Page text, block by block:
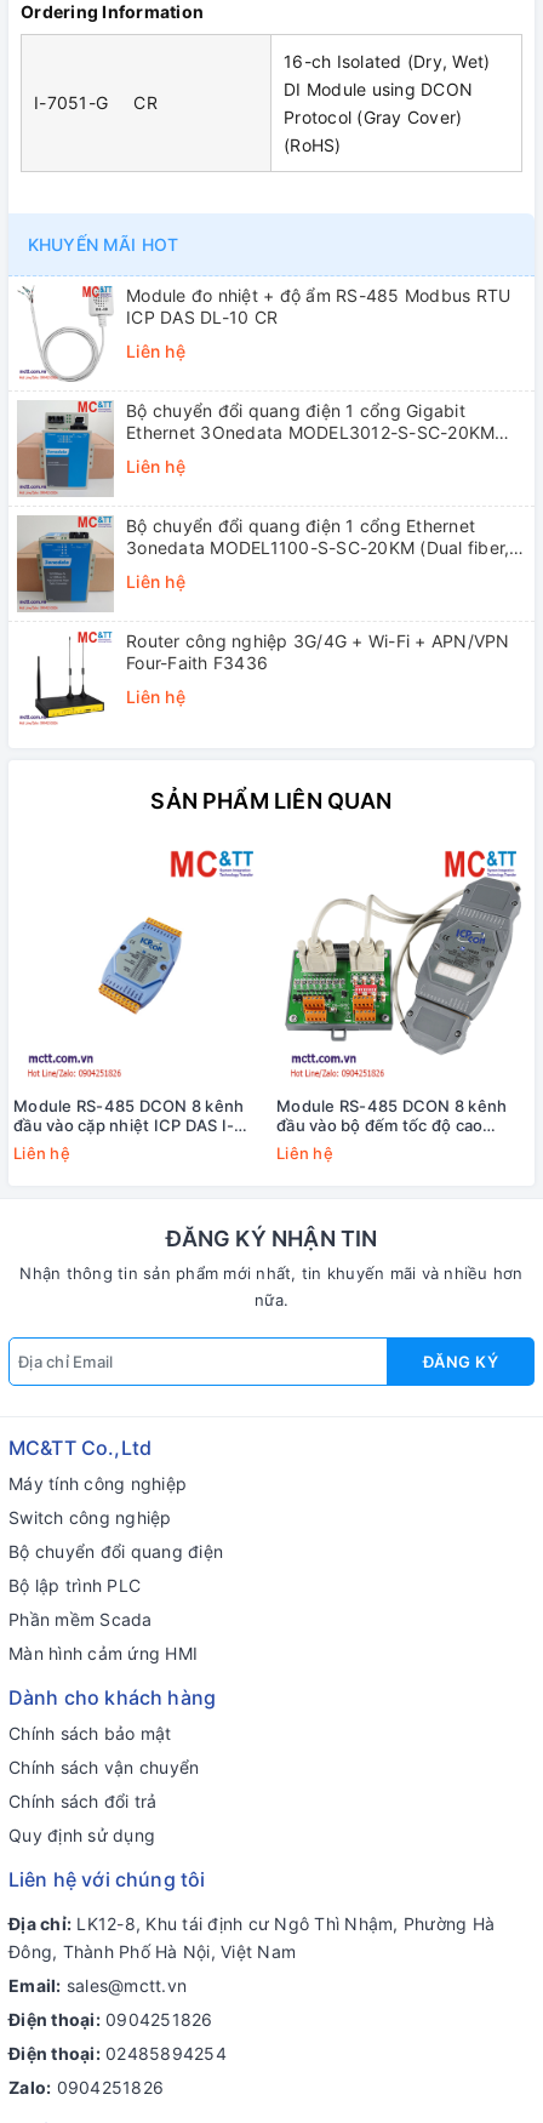
Ordering Information
I-7051-G CR
16-ch Isolated (Dry, Wet)
DI Module using DCON
Protocol (Gray Cover)
(RoHS)
KHUYẾN MÃI HOT
Module đo nhiệt + độ ẩm RS-485 Modbus RTU
ICP DAS DL-10 CR
Liên hệ
Bộ chuyển đổi quang điện 1 cổng Gigabit
Ethernet 3Onedata MODEL3012-S-SC-20KM
Liên hệ
Bộ chuyển đổi quang điện 1 cổng Ethernet
3onedata MODEL1100-S-SC-20KM (Dual fiber,
Liên hệ
Router công nghiệp 3G/4G + Wi-Fi + APN/VPN
Four-Faith F3436
Liên hệ
SẢN PHẨM LIÊN QUAN
Module RS-485 DCON 8 kênh
đầu vào cặp nhiệt ICP DAS I-
7018BL CR
Liên hệ
Module RS-485 DCON 8 kênh
đầu vào bộ đếm tốc độ cao
HSC+8 kênh đầu ra PWM ICP
DAS I-7088D-G/S CR
Liên hệ
ĐĂNG KÝ NHẬN TIN
Nhận thông tin sản phẩm mới nhất, tin khuyến mãi và nhiều hơn
nữa.
ĐĂNG KÝ
MC&TT Co.,Ltd
Máy tính công nghiệp
Switch công nghiệp
Bộ chuyển đổi quang điện
Bộ lập trình PLC
Phần mềm Scada
Màn hình cảm ứng HMI
Dành cho khách hàng
Chính sách bảo mật
Chính sách vận chuyển
Chính sách đổi trả
Quy định sử dụng
Liên hệ với chúng tôi
Địa chỉ: LK12-8, Khu tái định cư Ngô Thì Nhậm, Phường Hà
Đông, Thành Phố Hà Nội, Việt Nam
Email: sales@mctt.vn
Điện thoại: 0904251826
Điện thoại: 02485894254
Zalo: 0904251826